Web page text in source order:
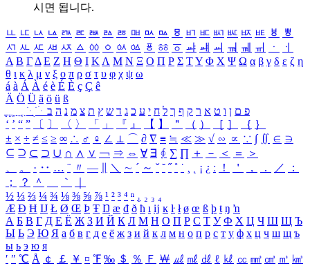
시면 됩니다.
ㅥ ㅦ ㅧ ㅨ ㅩ ㅪ ㅫ ㅬ ㅭ ㅮ ㅯ ㅰ ㅱ ㅲ ㅳ ㅴ ㅵ ㅶ ㅷ ㅸ
ㅹ
ㅺ ㅻ ㅼ ㅽ ㅾ ㅿ ㆀ ㆁ ㆂ ㆃ ㆄ ㆅ ㆆ ㆇ ㆈ ㆉ ㆊ ㆋ ㆌ ㆍ
ㆎ
Α Β ΓΔ Ε Ζ Η Θ Ι ΚΛ Μ Ν Ξ Ο Π Ρ Σ ΤΥ Φ Χ Ψ Ω α β γ δ ε ζ η
θ ι κ λ μ ν ξ ο π ρ σ τ υ φ χ ψ ω
á à Á À é è É È ç Ç ê
Ä Ö Ü ä ö ü ß
ִֶֹ ֻּ ׁׂ פ ם ן ו ט א ר ק ף ך ל ח י ע כ ג ד ש ץ ת צ מ נ ה ב
‘ ’ “ ” 〔 〕 〈 〉 「 」 『 』 【 】 ＂ （ ） ［ ］ ｛ ｝
± × ÷ ≠ ≤ ≥ ∞ ∴ ♂ ♀ ∠ ⊥ ⌒ ∂ ∇ ≡ ≒ ≪ ≫ √ ∽ ∝ ∵ ∫ ∬ ∈ ∋
⊆ ⊇ ⊂ ⊃ ∪ ∩ ∧ ∨ ￢ ⇒ ⇔ ∀ ∃ ∮ ∑ ∏ ＋ － ＜ ＝
＞
、
。 · ‥ … ¨ 〃 ― ＼ ∼ ´ ～ ˇ ˘ ˝ ˚ ˙ ¸ ¡ ¿ ː ！ ＇ ， ． ／
：
；
？ ＾ ｀
½ ⅓ ⅔ ¼ ¾ ⅛ ⅜ ⅝ ⅞ ¹ ² ³ ⁴ ⁿ ₁ ₂ ₃ ₄
Æ Ð Ħ Ĳ Ł Ø Œ Þ Ŧ Ŋ æ đ ð ħ ı ĳ ĸ ŀ ł ø œ ß þ ŧ ŋ ŉ
А Б В Г Д Е Ё Ж З И Й К Л М Н О П Р С Т У Ф Х Ц Ч Ш Щ Ъ
Ы Ь Э Ю Я а б в г д е ё ж з и й к л м н о п р с т у ф х ц ч ш щ ъ
ы ь э ю я
′ ″ ℃ Å ￠ ￡ ￥ ¤ ℉ ‰ ＄ ％ Ｆ ￦ ㎕ ㎖ ㎗ ℓ ㎘ ㏄ ㎣ ㎤ ㎥ ㎦